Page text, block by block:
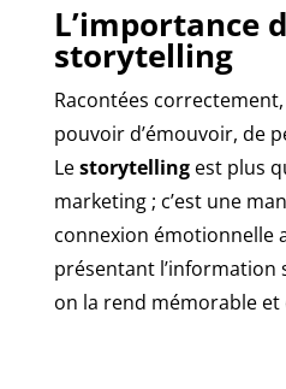
L’importance
storytelling
Racontées
pouvoir d’émouvoir, de
Lestorytellingest plus
marketing ; c’est une
connexion émotionnelle
présentant l’information
on la rend mémorable et